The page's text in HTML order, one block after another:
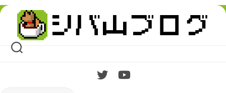
Skip
content【P4U
2】家
らの新